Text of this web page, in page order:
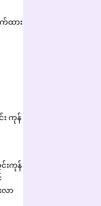
ထား
း ကုန်
င်းကုန်
လာ